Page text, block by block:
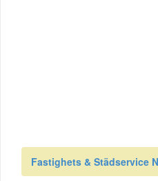
Fastighets & Städservice